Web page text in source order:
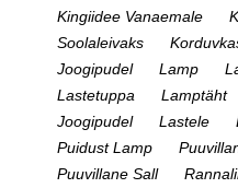
Kingiidee Vanaemale
Soolaleivaks
Joogipudel
Lamp
Lastetuppa
Lamptäht
Joogipudel
Lastele
Puidust Lamp
Puuvillane Sall